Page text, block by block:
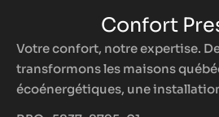
Confort
Votre confort, notre expertise.
transformons les maisons
écoénergétiques, une